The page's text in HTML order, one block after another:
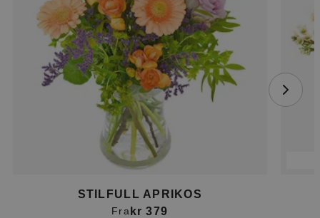
STILFULL APRIKOS
Fra kr 379